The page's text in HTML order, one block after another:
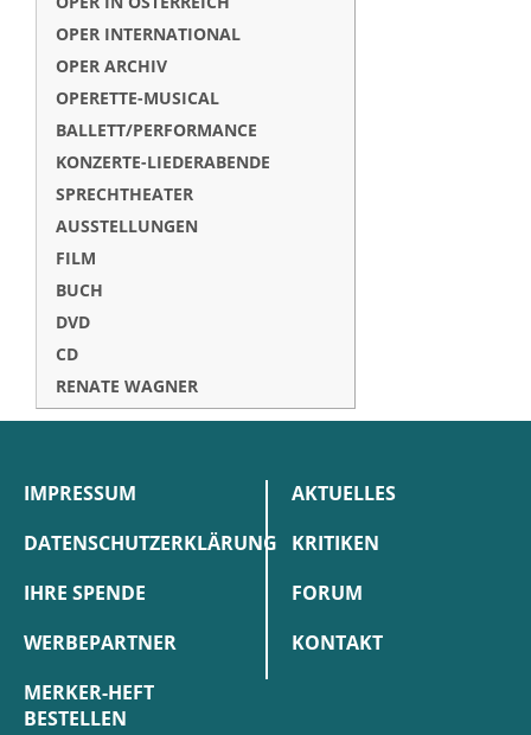
OPER INTERNATIONAL
OPER ARCHIV
OPERETTE-MUSICAL
BALLETT/PERFORMANCE
KONZERTE-LIEDERABENDE
SPRECHTHEATER
AUSSTELLUNGEN
FILM
BUCH
DVD
CD
RENATE WAGNER
IMPRESSUM
DATENSCHUTZERKLÄRUNG
IHRE SPENDE
WERBEPARTNER
MERKER-HEFT
BESTELLEN
AKTUELLES
KRITIKEN
FORUM
KONTAKT